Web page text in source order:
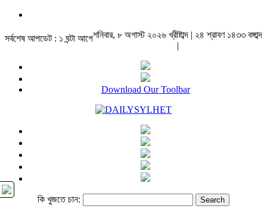
সর্বশেষ আপডেট : ১ ঘন্টা আগেশনিবার, ৮ অগাস্ট ২০২৬ খ্রীষ্টাব্দ | ২৪ শ্রাবণ ১৪৩৩ বঙ্গাব্দ
|
Download Our Toolbar
কি খুজতে চান: